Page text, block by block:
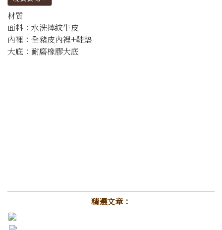
材質
面料：水洗摔紋牛皮
內裡：全豬皮內裡+鞋墊
大底：耐磨橡膠大底
精選文章：